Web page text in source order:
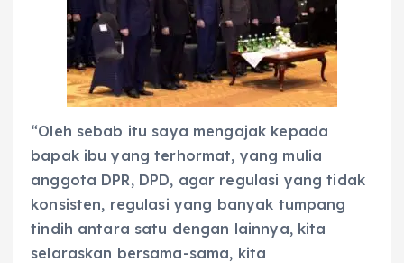
“Oleh sebab itu saya mengajak kepada
bapak ibu yang terhormat, yang mulia
anggota DPR, DPD, agar regulasi yang tidak
konsisten, regulasi yang banyak tumpang
tindih antara satu dengan lainnya, kita
selaraskan bersama-sama, kita